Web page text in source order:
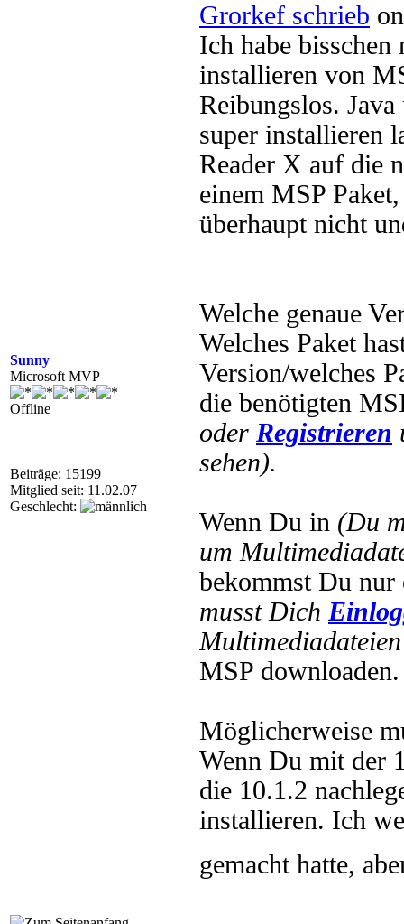
Sunny
Microsoft MVP
Offline
Beiträge: 15199
Mitglied seit: 11.02.07
Geschlecht:
Grorkef schrieb
Ich habe
installieren von
Reibungslos.
super installieren
Reader X auf die
einem MSP
überhaupt nicht
Welche genaue
Welches Paket
Version/welches
die benötigten
oder Registrieren
sehen).
Wenn Du in (Du
um
bekommst Du
musst Dich
MSP downloaden.
Möglicherweise
Wenn Du mit der
die 10.1.2
installieren. Ich
gemacht hatte,